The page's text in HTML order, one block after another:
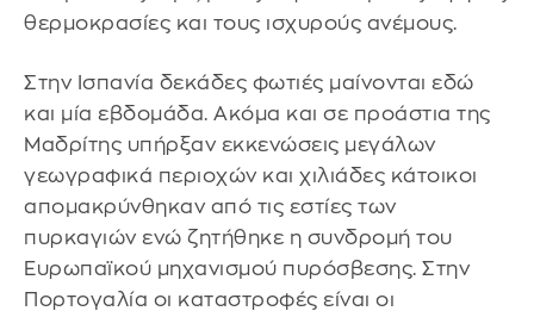
θερμοκρασίες και τους ισχυρούς ανέμους.
Στην Ισπανία δεκάδες φωτιές μαίνονται εδώ
και μία εβδομάδα. Ακόμα και σε προάστια της
Μαδρίτης υπήρξαν εκκενώσεις μεγάλων
γεωγραφικά περιοχών και χιλιάδες κάτοικοι
απομακρύνθηκαν από τις εστίες των
πυρκαγιών ενώ ζητήθηκε η συνδρομή του
Ευρωπαϊκού μηχανισμού πυρόσβεσης. Στην
Πορτογαλία οι καταστροφές είναι οι